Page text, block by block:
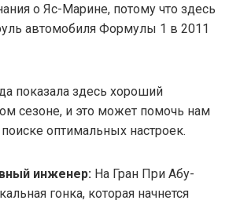
о Яс-Марине, потому что здесь
автомобиля Формулы 1 в 2011
показала здесь хороший
сезоне, и это может помочь нам
оптимальных настроек.
инженер: На Гран При Абу-
гонка, которая начнется